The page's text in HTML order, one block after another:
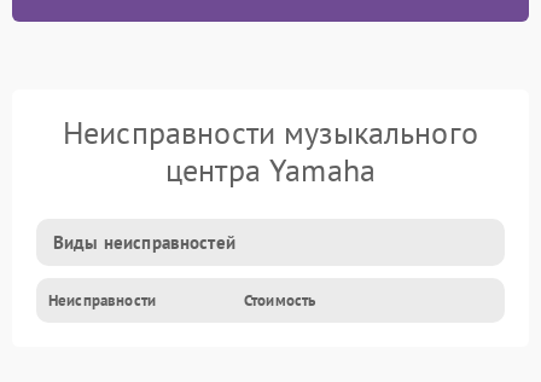
Неисправности музыкального
центра Yamaha
Виды неисправностей
Неисправности Стоимость